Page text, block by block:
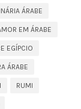
ÁRABE
EM ÁRABE
EGÍPCIO
ÁRABE
RUMI